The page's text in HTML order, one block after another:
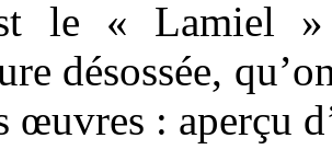
le « Lamiel
désossée,
œuvres : aperçu